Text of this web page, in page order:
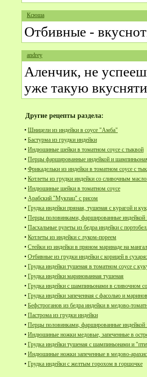
Ксюша
Отбивные -
аndrey
Аленчик, не
уже такую
Другие рецепты раздела:
• Шницели из индейки в соусе "Амба"
• Бастурма из грудки индейки
• Индюшиные шейки в томатном соусе с тыквой
• Перцы фаршированные индейкой и
• Фрикадельки из индейки в томатном соусе с
• Котлеты из грудки индейки со сливочным
• Индюшиные шейки в томатном соусе
• Арабский "Мукпац" с рисом
• Грудка индейки пряная, тушеная с курагой и
• Перцы половинками, фаршированные индейкой
• Пасхальные рулеты из бедра индейки с
• Котлеты из индейки с луком-пореем
• Стейки из индейки в пряном маринаде на
• Отбивные из грудки индейки с корицей в
• Грудка индейки тушеная в томатном соусе с
• Грудка индейки маринованная тушеная
• Грудка индейки с шампиньонами в сливочном
• Грудка индейки запеченная с фасолью и
• Бефстроганов из бедра индейки в медово-
• Пастрома из грудки индейки
• Перцы половинками, фаршированные индейкой
• Индюшиные ножки медовые, запеченные в
• Грудка индейки тушеная с шампиньонами и
• Индюшиные ножки запеченные в медово-
• Грудка индейки с желтым горохом в горшочке